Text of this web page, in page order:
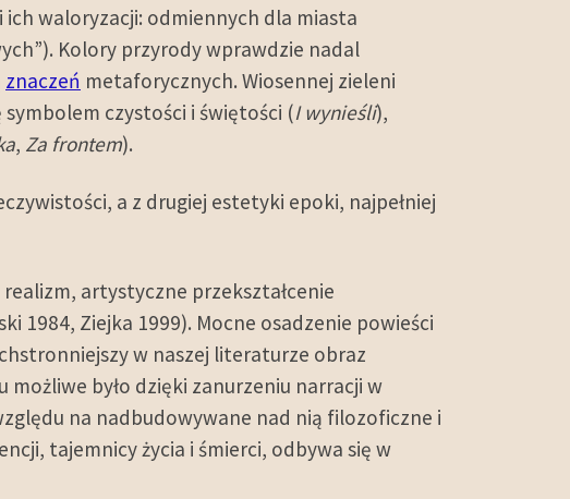
waloryzacji: odmiennych dla miasta
Kolory przyrody wprawdzie nadal
znaczeń metaforycznych. Wiosennej zieleni
symbolem czystości i świętości (I wynieśli),
, Za frontem).
a z drugiej estetyki epoki, najpełniej
realizm, artystyczne przekształcenie
1984, Ziejka 1999). Mocne osadzenie powieści
w naszej literaturze obraz
możliwe było dzięki zanurzeniu narracji w
na nadbudowywane nad nią filozoficzne i
tajemnicy życia i śmierci, odbywa się w